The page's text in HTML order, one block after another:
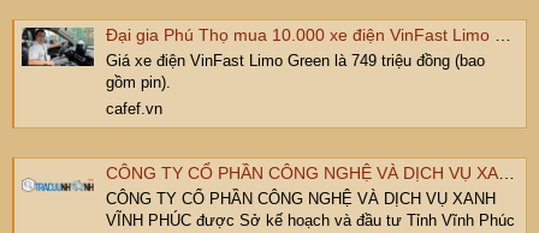
Đại gia Phú Thọ mua 10.000 xe điện VinFast Limo Green
Giá xe điện VinFast Limo Green là 749 triệu đồng (bao
gồm pin).
cafef.vn
CÔNG TY CỔ PHẦN CÔNG NGHỆ VÀ DỊCH VỤ XANH VĨNH PHÚC
CÔNG TY CỔ PHẦN CÔNG NGHỆ VÀ DỊCH VỤ XANH
VĨNH PHÚC được Sở kế hoạch và đầu tư Tỉnh Vĩnh Phúc